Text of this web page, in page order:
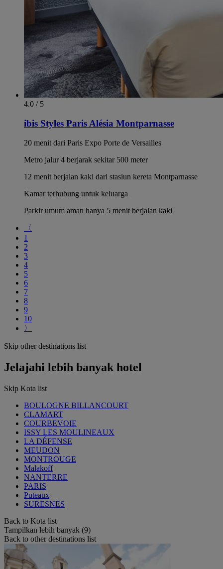
4.0 / 5
ibis Styles Paris Alésia Montparnasse
20 menit dari Paris Expo Porte de Versailles
Metro jalur 4 berjarak sekitar 500 meter
12 menit berjalan kaki dari stasiun kereta Montparnasse
Kamar terhubung untuk keluarga
Parkir umum aman hanya 5 menit berjalan kaki
〈
1
2
3
4
5
6
7
8
9
10
〉
Skip other destinations list
Jelajahi lebih banyak hotel
Skip Kota list
BOULOGNE BILLANCOURT
CLAMART
COURBEVOIE
ISSY LES MOULINEAUX
LA DÉFENSE
MEUDON
MONTROUGE
Malakoff
NANTERRE
PARIS
Puteaux
SURESNES
Back to Kota list
Tampilkan lebih banyak (9)
Back to other destinations list